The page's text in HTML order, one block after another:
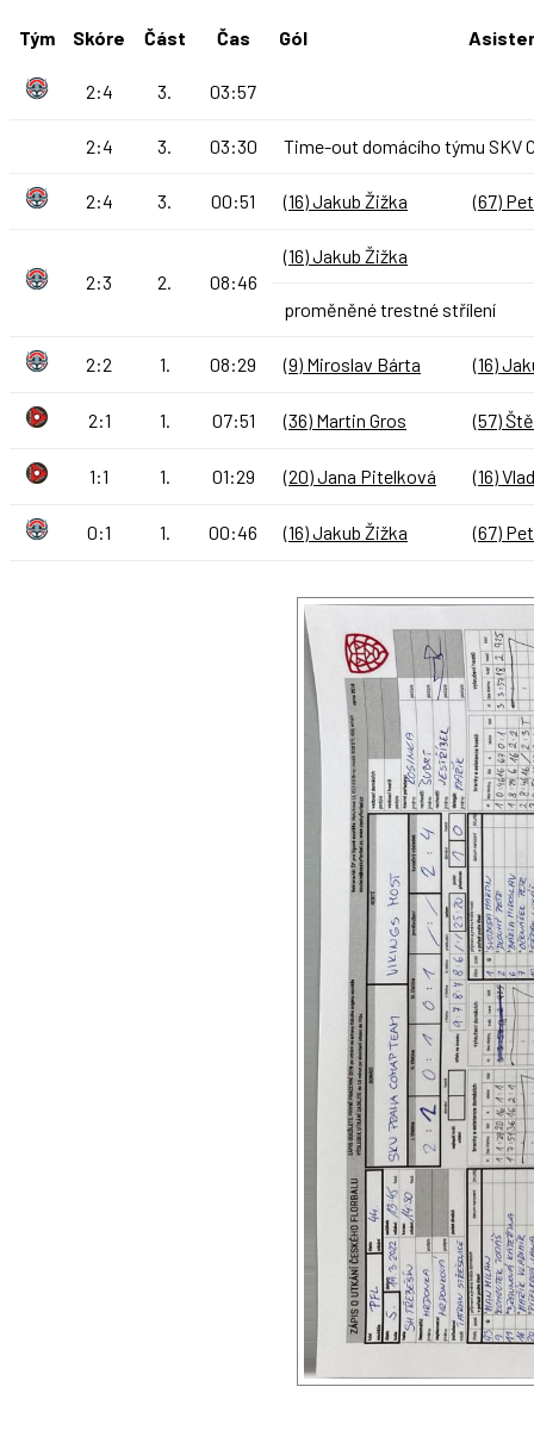
Tým Skóre Část Čas Gól
2:4 3. 03:57
2:4 3. 03:30 Time-out domácího týmu SKV
2:4 3. 00:51 (16) Jakub Žižka (67)
2:3 2. 08:46
(16) Jakub Žižka
proměněné trestné střílení
2:2 1. 08:29 (9) Miroslav Bárta (16)
2:1 1. 07:51 (36) Martin Gros (57)
1:1 1. 01:29 (20) Jana Pitelková (16)
0:1 1. 00:46 (16) Jakub Žižka (67)